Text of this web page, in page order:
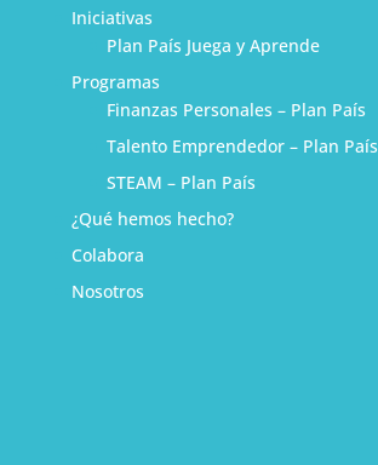
Iniciativas
Plan País Juega y Aprende
Programas
Finanzas Personales – Plan País
Talento Emprendedor – Plan País
STEAM – Plan País
¿Qué hemos hecho?
Colabora
Nosotros